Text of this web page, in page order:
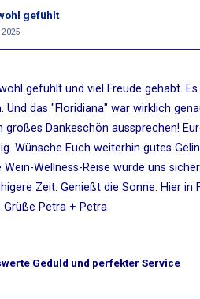
gefühlt
gefühlt und viel Freude gehabt.
Und das "Floridiana" war wirklich
Dankeschön aussprechen!
Wünsche Euch weiterhin gutes
Wellness-Reise würde uns
Zeit. Genießt die Sonne. Hier in
Petra + Petra
Geduld und perfekter Service